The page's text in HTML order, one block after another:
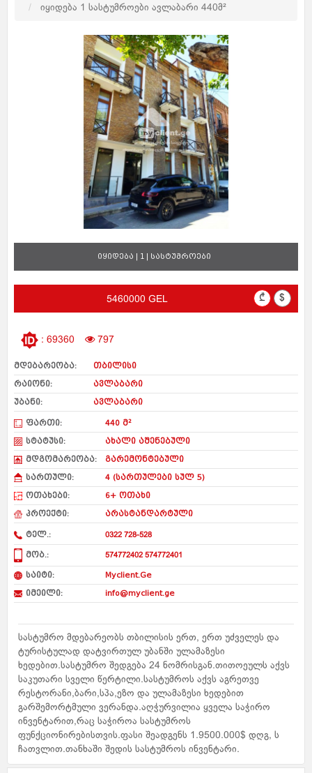
იყიდება 1 სასტუმროები ავლაბარი 440მ²
იყიდება | 1 | სასტუმროები
5460000 GEL ₾ $
: 69360 797
მდებარეობა:
თბილისი
რაიონი:
ავლაბარი
უბანი:
ავლაბარი
ფართი:
440 მ²
სტატუსი:
ახალი აშენებული
მდგომარეობა:
გარემონტებული
სართული:
4 (სართულები სულ 5)
ოთახები:
6+ ოთახი
პროექტი:
არასტანდარტული
ტელ.: 0322 728-528
მობ.: 574772402 574772401
საიტი:
Myclient.Ge
იმეილი:
info@myclient.ge
სასტუმრო მდებარეობს თბილისის ერთ, ერთ უძველეს და
ტურისტულად დატვირთულ უბანში ულამაზესი
ხედებით.სასტუმრო შედგება 24 ნომრისგან.თითოეულს აქვს
საკუთარი სველი წერტილი.სასტუმროს აქვს აგრეთვე
რესტორანი,ბარი,სპა,ეზო და ულამაზესი ხედებით
გარშემორტმული ვერანდა.აღჭურვილია ყველა საჭირო
ინვენტარით,რაც საჭიროა სასტუმროს
ფუნქციონირებისთვის.ფასი შეადგენს 1.9500.000$ დღგ, ს
ჩათვლით.თანხაში შედის სასტუმროს ინვენტარი.